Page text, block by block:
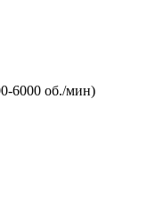
6000 об./мин)